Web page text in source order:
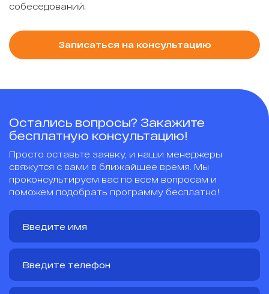
собеседований;
Записаться на консультацию
Остались вопросы? Закажите
бесплатную консультацию!
Просто оставьте заявку, и наши менеджеры
свяжутся с вами в ближайшее время. Мы
проконсультируем вас по всем вопросам и
поможем подобрать программу бесплатно!